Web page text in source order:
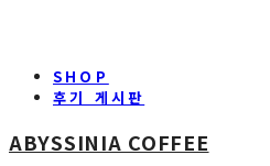
SHOP
후기 게시판
ABYSSINIA COFFEE